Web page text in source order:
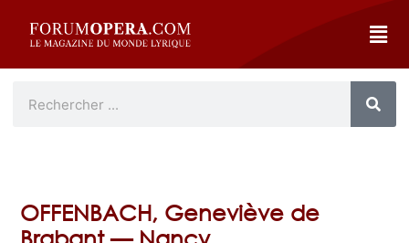
OFFENBACH, Geneviève de